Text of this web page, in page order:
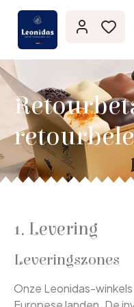
1. Levering
Leveringszones
Onze Leonidas-